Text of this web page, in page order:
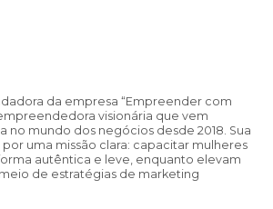
da empresa “Empreender com
visionária que vem
no mundo dos negócios desde 2018. Sua
uma missão clara: capacitar mulheres
autêntica e leve, enquanto elevam
de estratégias de marketing